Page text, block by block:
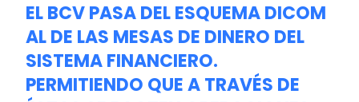
EL BCV PASA DEL ESQUEMA DICOM
AL DE LAS MESAS DE DINERO DEL
SISTEMA FINANCIERO.
PERMITIENDO QUE A TRAVÉS DE